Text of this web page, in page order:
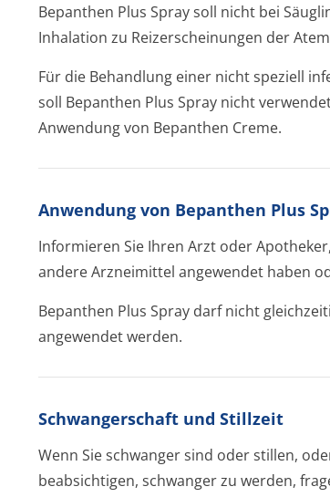
Bepanthen Plus Spray soll nicht bei
Inhalation zu Reizerscheinungen der
Für die Behandlung einer nicht speziell
soll Bepanthen Plus Spray nicht
Anwendung von Bepanthen Creme.
Anwendung von Bepanthen Plus
Informieren Sie Ihren Arzt oder
andere Arzneimittel angewendet haben
Bepanthen Plus Spray darf nicht
angewendet werden.
Schwangerschaft und Stillzeit
Wenn Sie schwanger sind oder stillen,
beabsichtigen, schwanger zu werden,